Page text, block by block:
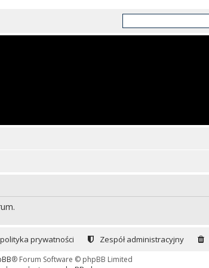
Zespół administracyjny
prywatności
® Forum Software © phpBB Limited